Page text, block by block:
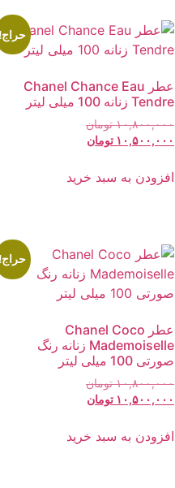
حراج!
عطر Chanel Chance Eau
Tendre زنانه 100 میلی لیتر
۱۰,۸۰۰,۰۰۰ تومانقیمت
اصلی:
بود.
۱۰,۵۰۰,۰۰۰ تومانقیمت
۱۰,۵۰۰,۰۰۰ تومان.افزودن به سبد خرید
حراج!
عطر Chanel Coco
Mademoiselle زنانه رنگ
صورتی 100 میلی لیتر
۱۰,۸۰۰,۰۰۰ تومانقیمت
اصلی:
بود.
۱۰,۵۰۰,۰۰۰ تومانقیمت
۱۰,۵۰۰,۰۰۰ تومان.افزودن به سبد خرید